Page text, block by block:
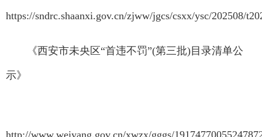
https://sndrc.shaanxi.gov.cn/zjww/jgcs/csxx/ysc/202508/
《西安市未央区“首违不罚”(第三批)目录清单公
示》
http://www.weiyang.gov.cn/xwzx/gggs/